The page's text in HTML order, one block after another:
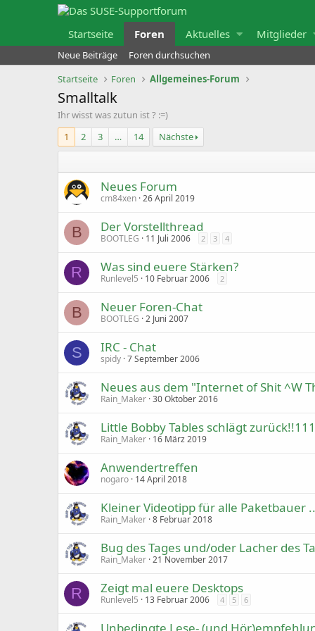
Startseite Foren Aktuelles Mitglieder
Neue Beiträge
Foren durchsuchen
Startseite
Foren Allgemeines-Forum
Smalltalk
Ihr wisst was zutun ist ? :=)
1
2 3 … 14
Nächste
Neues Forum
cm84xen 26 April 2019
B Der Vorstellthread
BOOTLEG 11 Juli 2006 2 3 4
R Was sind euere Stärken?
Runlevel5 10 Februar 2006 2
B Neuer Foren-Chat
BOOTLEG 2 Juni 2007
S IRC - Chat
spidy 7 September 2006
Neues aus dem "Internet of Shit ^W
Rain_Maker 30 Oktober 2016
Little Bobby Tables schlägt
Rain_Maker 16 März 2019
Anwendertreffen
nogaro 14 April 2018
Kleiner Videotipp für alle Paketbauer
Rain_Maker 8 Februar 2018
Bug des Tages und/oder Lacher des
Rain_Maker 21 November 2017
R Zeigt mal euere Desktops
Runlevel5 13 Februar 2006 4 5 6